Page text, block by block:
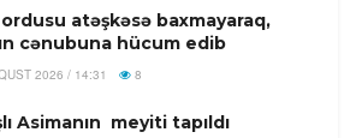
atəşkəsə baxmayaraq,
cənubuna hücum edib
2026 / 14:31 8
Asimanın meyiti tapıldı